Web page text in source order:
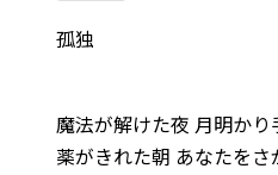
孤独
魔法が解けた夜 月明かり
薬がきれた朝 あなたをさ